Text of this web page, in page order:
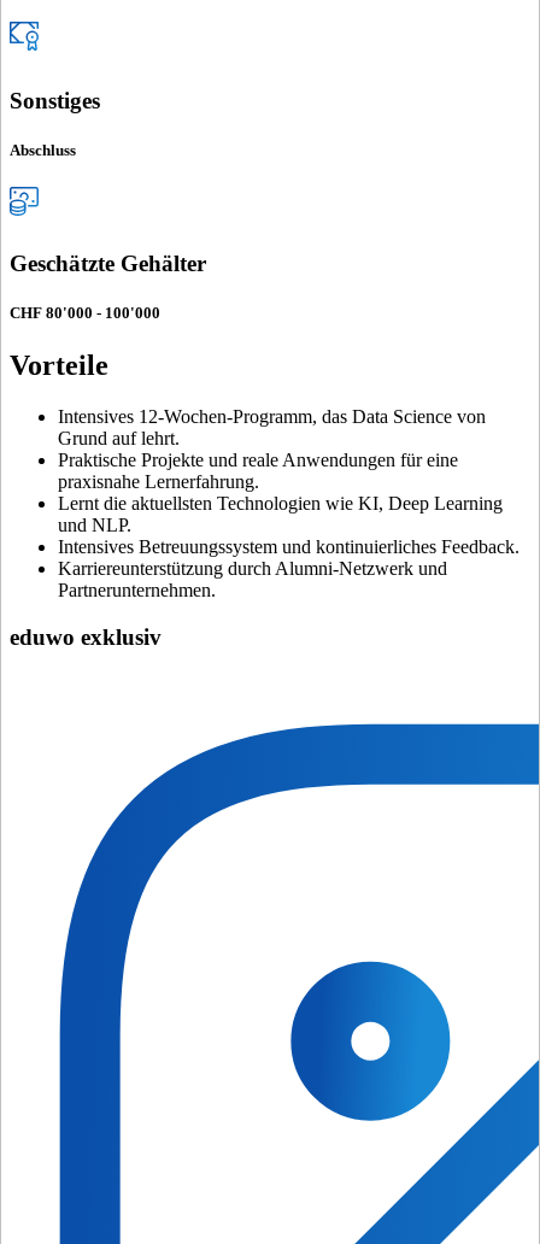
Sonstiges
Abschluss
Geschätzte Gehälter
CHF 80'000 - 100'000
Vorteile
Intensives 12-Wochen-Programm, das Data Science von
Grund auf lehrt.
Praktische Projekte und reale Anwendungen für eine
praxisnahe Lernerfahrung.
Lernt die aktuellsten Technologien wie KI, Deep Learning
und NLP.
Intensives Betreuungssystem und kontinuierliches Feedback.
Karriereunterstützung durch Alumni-Netzwerk und
Partnerunternehmen.
eduwo exklusiv